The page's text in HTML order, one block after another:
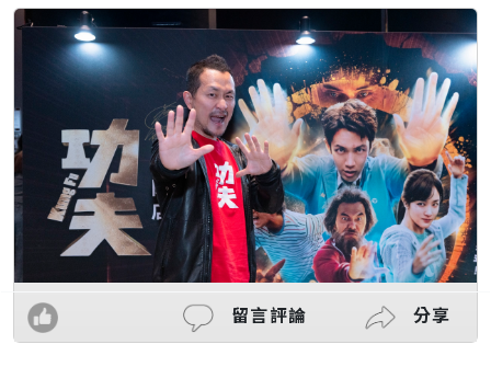
留言評論 分享